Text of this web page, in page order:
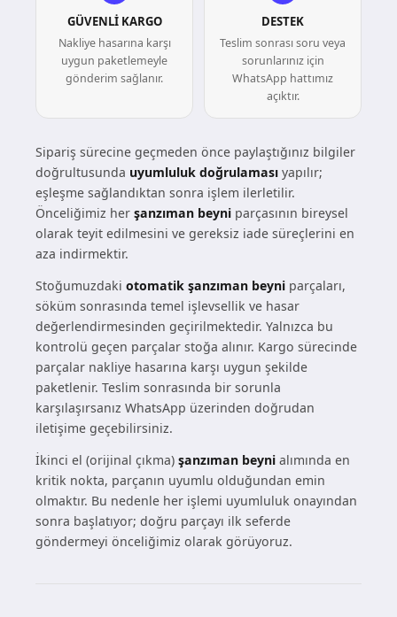
GÜVENLI KARGO
Nakliye hasarına karşı
uygun paketlemeyle
gönderim sağlanır.
DESTEK
Teslim sonrası soru veya
sorunlarınız için
WhatsApp hattımız
açıktır.
Sipariş sürecine geçmeden önce paylaştığınız bilgiler
doğrultusunda uyumluluk doğrulaması yapılır;
eşleşme sağlandıktan sonra işlem ilerletilir.
Önceliğimiz her şanzıman beyni parçasının bireysel
olarak teyit edilmesini ve gereksiz iade süreçlerini en
aza indirmektir.
Stoğumuzdaki otomatik şanzıman beyni parçaları,
söküm sonrasında temel işlevsellik ve hasar
değerlendirmesinden geçirilmektedir. Yalnızca bu
kontrolü geçen parçalar stoğa alınır. Kargo sürecinde
parçalar nakliye hasarına karşı uygun şekilde
paketlenir. Teslim sonrasında bir sorunla
karşılaşırsanız WhatsApp üzerinden doğrudan
iletişime geçebilirsiniz.
İkinci el (orijinal çıkma) şanzıman beyni alımında en
kritik nokta, parçanın uyumlu olduğundan emin
olmaktır. Bu nedenle her işlemi uyumluluk onayından
sonra başlatıyor; doğru parçayı ilk seferde
göndermeyi önceliğimiz olarak görüyoruz.